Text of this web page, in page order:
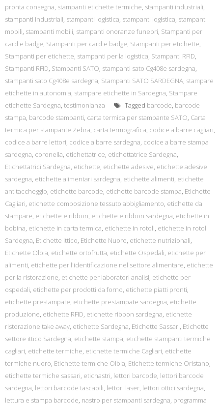
pronta consegna, stampanti etichette termiche, stampanti industriali,
stampanti industriali, stampanti logistica, stampanti logistica, stampanti
mobili, stampanti mobili, stampanti onoranze funebri, Stampanti per
card e badge, Stampanti per card e badge, Stampanti per etichette,
Stampanti per etichette, stampanti per la logistica, Stampanti RFID,
Stampanti RFID, Stampanti SATO, stampanti sato Cg408e sardegna,
stampanti sato Cg408e sardegna, Stampanti SATO SARDEGNA, stampare
etichette in autonomia, stampare etichette in Sardegna, Stampare
etichette Sardegna, testimonianza Tagged barcode, barcode
stampa, barcode stampanti, carta termica per stampante SATO, Carta
termica per stampante Zebra, carta termografica, codice a barre cagliari,
codice a barre lettori, codice a barre sardegna, codice a barre stampa
sardegna, coronella, etichettatrice, etichettatrice Sardegna,
Etichettatrici Sardegna, etichette, etichette adesive, etichette adesive
sardegna, etichette alimentari sardegna, etichette alimenti, etichette
antitaccheggio, etichette barcode, etichette barcode stampa, Etichette
Cagliari, etichette composizione tessuto abbigliamento, etichette da
stampare, etichette e ribbon, etichette e ribbon sardegna, etichette in
bobina, etichette in carta termica, etichette in rotoli, etichette in rotoli
Sardegna, Etichette ittico, Etichette Nuoro, etichette nutrizionali,
Etichette Olbia, etichette ortofrutta, etichette Ospedali, etichette per
alimenti, etichette per l'identificazione nel settore alimentare, etichette
per la ristorazione, etichette per laboratori analisi, etichette per
ospedali, etichette per prodotti da forno, etichette piatti pronti,
etichette prestampate, etichette prestampate sardegna, etichette
produzione, etichette RFID, etichette ribbon sardegna, etichette
ristorazione take away, etichette Sardegna, Etichette Sassari, Etichette
settore ittico Sardegna, etichette stampa, etichette stampanti termiche
cagliari, etichette termiche, etichette termiche Cagliari, etichette
termiche nuoro, Etichette termiche Olbia, Etichette termiche Oristano,
etichette termiche sassari, eticnastri, lettori barcode, lettori barcode
sardegna, lettori barcode tascabili, lettori laser, lettori ottici sardegna,
lettura e stampa barcode, nastro per stampanti sardegna, programma